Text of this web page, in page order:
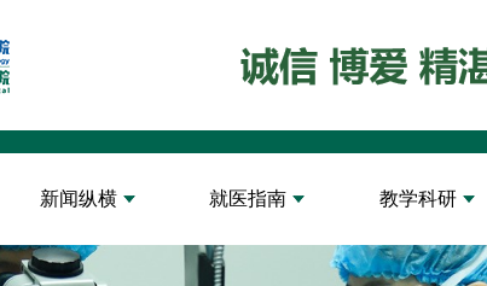
新闻纵横 就医指南 教学科研